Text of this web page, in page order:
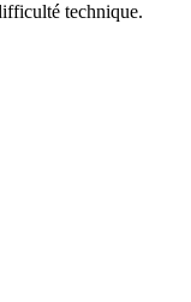
technique.